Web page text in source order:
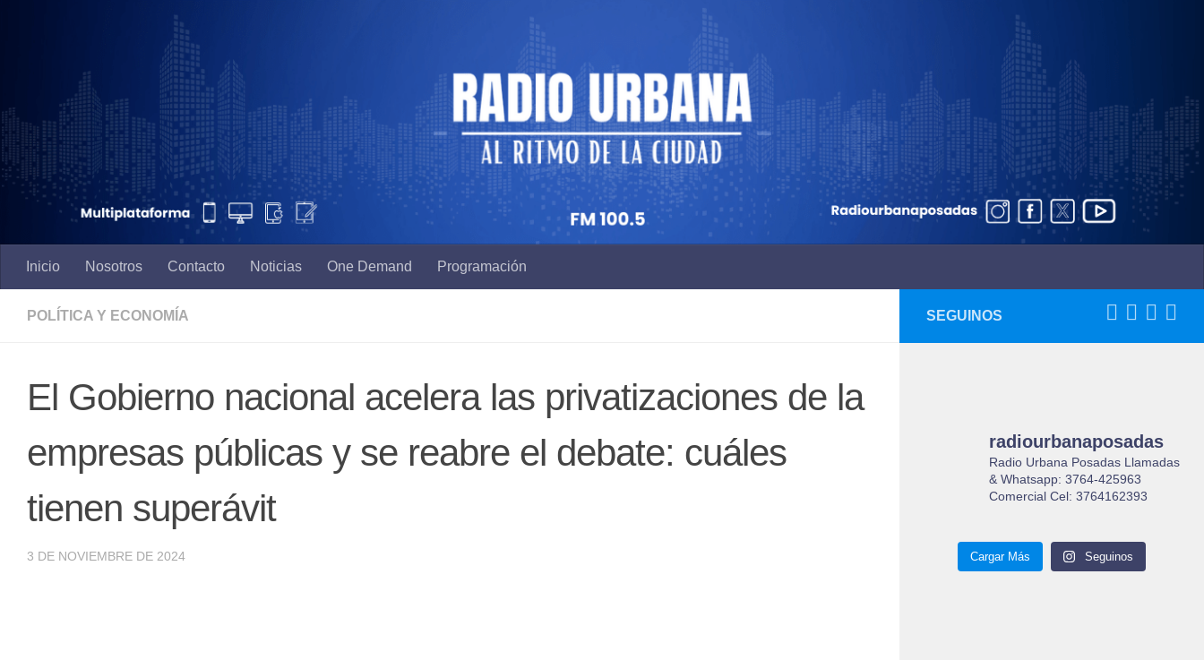
Inicio Nosotros Contacto Noticias One Demand Programación
POLÍTICA Y ECONOMÍA
El Gobierno nacional acelera las privatizaciones de la
empresas públicas y se reabre el debate: cuáles
tienen superávit
3 DE NOVIEMBRE DE 2024
SEGUINOS
radiourbanaposadas
Radio Urbana Posadas Llamadas
& Whatsapp: 3764-425963
Comercial Cel: 3764162393
Cargar Más Seguinos